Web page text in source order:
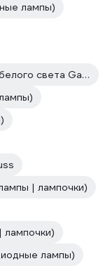
лампы)
Светодиодные лампы нейтрального белого света Gauss
| лампочки)
лампы)